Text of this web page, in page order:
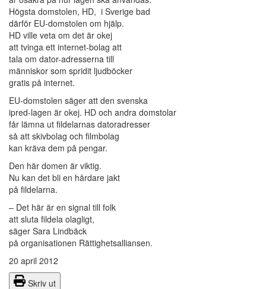
Högsta domstolen, HD, i Sverige bad
därför EU-domstolen om hjälp.
HD ville veta om det är okej
att tvinga ett internet-bolag att
tala om dator-adresserna till
människor som spridit ljudböcker
gratis på internet.
EU-domstolen säger att den svenska
ipred-lagen är okej. HD och andra domstolar
får lämna ut fildelarnas datoradresser
så att skivbolag och filmbolag
kan kräva dem på pengar.
Den här domen är viktig.
Nu kan det bli en hårdare jakt
på fildelarna.
– Det här är en signal till folk
att sluta fildela olagligt,
säger Sara Lindbäck
på organisationen Rättighetsalliansen.
20 april 2012
Skriv ut